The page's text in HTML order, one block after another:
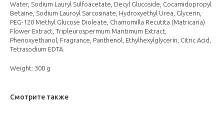
Water, Sodium Lauryl Sulfoacetate, Decyl Glucoside, Cocamidopropyl
Betaine, Sodium Lauroyl Sarcosinate, Hydroxyethyl Urea, Glycerin,
PEG-120 Methyl Glucose Dioleate, Chamomilla Recutita (Matricaria)
Flower Extract, Tripleurospermum Maritimum Extract,
Phenoxyethanol, Fragrance, Panthenol, Ethylhexylglycerin, Citric Acid,
Tetrasodium EDTA.
Weight: 300 g
Смотрите также